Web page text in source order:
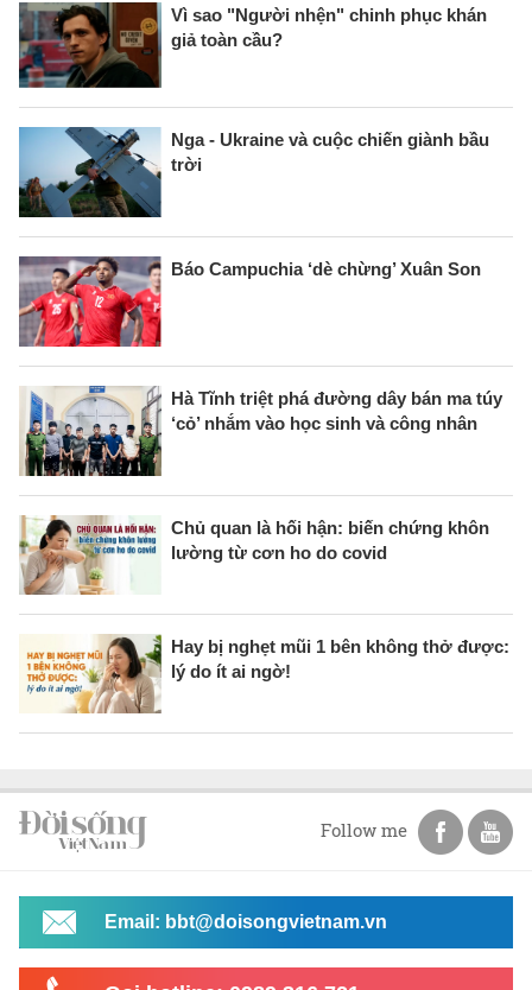
Vì sao "Người nhện" chinh phục khán
giả toàn cầu?
Nga - Ukraine và cuộc chiến giành bầu
trời
Báo Campuchia ‘dè chừng’ Xuân Son
Hà Tĩnh triệt phá đường dây bán ma túy
‘cỏ’ nhắm vào học sinh và công nhân
Chủ quan là hối hận: biến chứng khôn
lường từ cơn ho do covid
Hay bị nghẹt mũi 1 bên không thở được:
lý do ít ai ngờ!
Follow me
Email: bbt@doisongvietnam.vn